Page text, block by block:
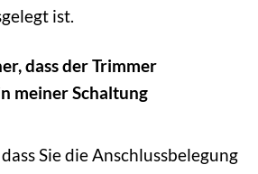
ist.
dass der Trimmer
meiner Schaltung
Sie die Anschlussbelegung